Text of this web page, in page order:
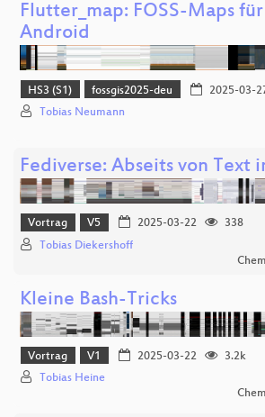
Flutter_map: FOSS-Maps
Android
HS3 (S1) fossgis2025-deu 2025-03-
Tobias Neumann
Fediverse: Abseits von Text
Vortrag V5 2025-03-22
338
Tobias Diekershoff
Kleine Bash-Tricks
Vortrag V1 2025-03-22
3.2k
Tobias Heine